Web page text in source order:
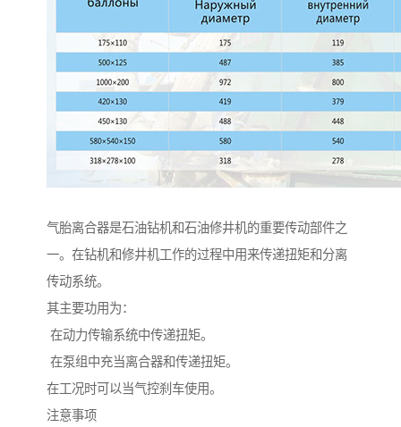
气胎离合器是石油钻机和石油修井机的重要传动部件之
一。在钻机和修井机工作的过程中用来传递扭矩和分离
传动系统。
其主要功用为：
在动力传输系统中传递扭矩。
在泵组中充当离合器和传递扭矩。
在工况时可以当气控刹车使用。
注意事项